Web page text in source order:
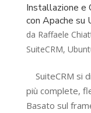
Installazione e
con Apache su
da Raffaele
SuiteCRM,
SuiteCRM si
più complete,
Basato sul